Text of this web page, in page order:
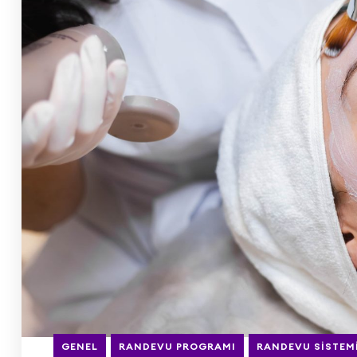
GENEL RANDEVU PROGRAMI RANDEVU